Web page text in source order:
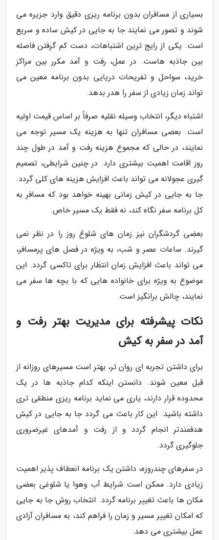
بسیاری از مسافران بدون برنامه ریزی دقیق وارد جزیره می
شوند و تصور می نمایند جا به جایی در کیش ساده و سریع
است. یکی از رایج ترین اشتباهات، دست کم گرفتن فاصله
بین جاذبه هاست. در عمل، رفت و آمد مکرر بین مراکز
خرید، سواحل و تفریحات دریایی بدون برنامه معین می
تواند زمان زیادی از سفر را هدر بدهد.
اشتباه دیگر، انتخاب وسیله نقلیه صرفاً بر اساس قیمت اولیه
است. بعضی مسافران تنها به هزینه یک مسیر توجه می
نمایند، در حالی که مجموع هزینه رفت و آمد در طول چند
روز اقامت اهمیت بیشتری دارد. در چنین شرایطی، تصمیم
گیری عجولانه می تواند باعث افزایش هزینه های کلی گردد.
جا به جایی در کیش زمانی بهینه خواهد بود که مسافر به
کل برنامه سفر نگاه کند، نه فقط یک مسیر خاص.
بعضی گردشگران نیز زمان های شلوغ روز را در نظر نمی
گیرند. ساعات عصر و شب، به ویژه در فصل های پرمسافر،
می تواند باعث افزایش زمان انتظار برای تاکسی گردد. این
موضوع به ویژه برای خانواده هایی که با بچه ها سفر می
نمایند، چالش برانگیز است.
نکات پیشرفته برای مدیریت بهتر رفت و
آمد در سفر به کیش
برای داشتن تجربه ای روان تر، بهتر است مسیرهای روزانه از
قبل معین شوند. دانستن اینکه کدام جاذبه ها در یک
محدوده قرار دارند، یاری می نماید برنامه ریزی منطقی تری
داشته باشید. این کار باعث می گردد جا به جایی در کیش
هدفمندتر انجام گردد و از رفت و آمدهای غیرضروری
جلوگیری گردد.
در سفرهای چندروزه، داشتن یک برنامه انعطاف پذیر اهمیت
زیادی دارد. ممکن است شرایط آب وهوا یا شلوغی بعضی
مکان ها باعث تغییر برنامه گردد. انتخاب روش جا به جایی
که امکان تغییر مسیر و زمان را فراهم کند، به مسافران آزادی
عمل بیشتری می دهد.